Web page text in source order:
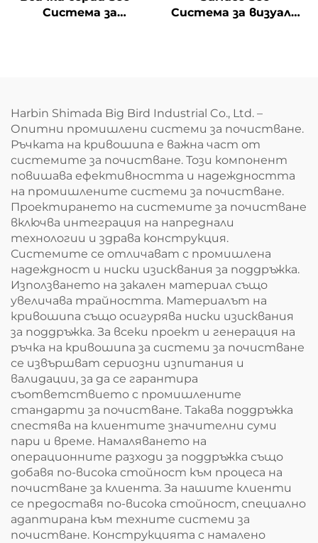
Система за
Система за визуална
Harbin Shimada Big Bird Industrial Co., Ltd. –
Опитни промишлени системи за почистване.
Ръчката на кривошипа е важна част от
системите за почистване. Този компонент
повишава ефективността и надеждността
на промишлените системи за почистване.
Проектирането на системите за почистване
включва интеграция на напреднали
технологии и здрава конструкция.
Системите се отличават с промишлена
надеждност и ниски изисквания за поддръжка.
Използването на закален материал също
увеличава трайността. Материалът на
кривошипа също осигурява ниски изисквания
за поддръжка. За всеки проект и генерация на
ръчка на кривошипа за системи за почистване
се извършват сериозни изпитания и
валидации, за да се гарантира
съответствието с промишлените
стандарти за почистване. Такава поддръжка
спестява на клиентите значителни суми
пари и време. Намаляването на
операционните разходи за поддръжка също
добавя по-висока стойност към процеса на
почистване за клиента. За нашите клиенти
се предоставя по-висока стойност, специално
адаптирана към техните системи за
почистване. Конструкцията с намалено